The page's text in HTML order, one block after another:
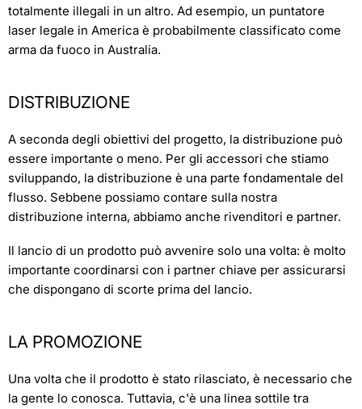
totalmente illegali in un altro. Ad esempio, un puntatore
laser legale in America è probabilmente classificato come
arma da fuoco in Australia.
DISTRIBUZIONE
A seconda degli obiettivi del progetto, la distribuzione può
essere importante o meno. Per gli accessori che stiamo
sviluppando, la distribuzione è una parte fondamentale del
flusso. Sebbene possiamo contare sulla nostra
distribuzione interna, abbiamo anche rivenditori e partner.
Il lancio di un prodotto può avvenire solo una volta: è molto
importante coordinarsi con i partner chiave per assicurarsi
che dispongano di scorte prima del lancio.
LA PROMOZIONE
Una volta che il prodotto è stato rilasciato, è necessario che
la gente lo conosca. Tuttavia, c'è una linea sottile tra